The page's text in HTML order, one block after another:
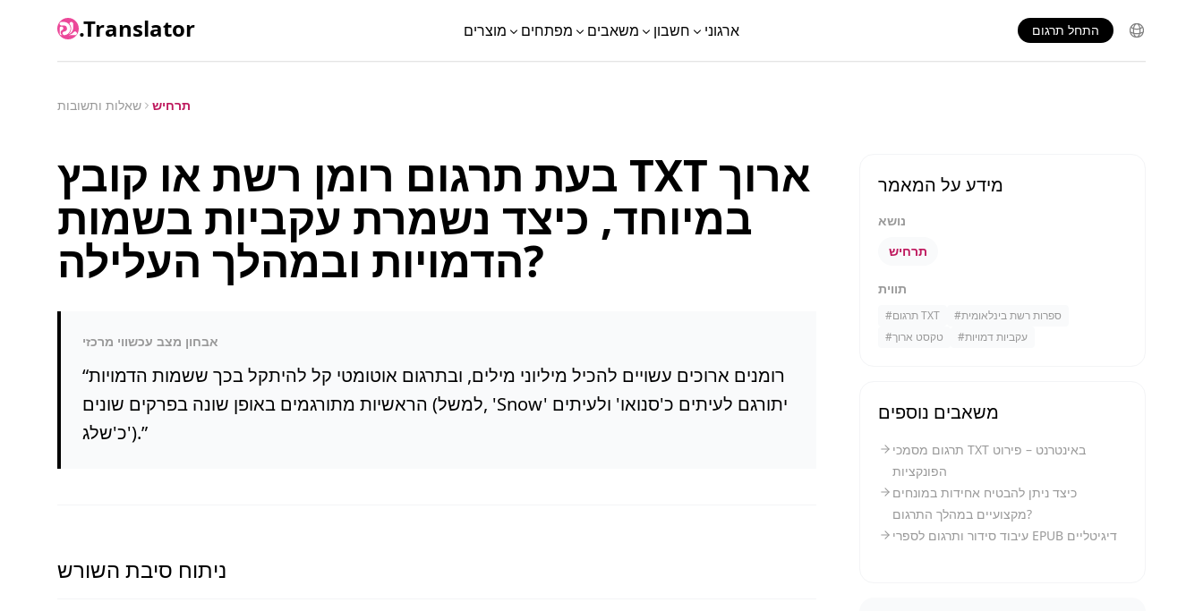
.Translator מוצרים מפתחים משאבים חשבון ארגוני התחל תרגום
שאלות ותשובות תרחיש
בעת תרגום רומן רשת או קובץ TXT ארוך
במיוחד, כיצד נשמרת עקביות בשמות
הדמויות ובמהלך העלילה?
אבחון מצב עכשווי מרכזי
“רומנים ארוכים עשויים להכיל מיליוני מילים, ובתרגום אוטומטי קל להיתקל בכך ששמות הדמויות
הראשיות מתורגמים באופן שונה בפרקים שונים (למשל, 'Snow' יתורגם לעיתים כ'סנואו' ולעיתים
כ'שלג').”
ניתוח סיבת השורש
מידע על המאמר
נושא
תרחיש
תווית
# תרגום TXT #ספרות רשת בינלאומית
#טקסט ארוך #עקביות דמויות
משאבים נוספים
תרגום מסמכי TXT באינטרנט – פירוט
הפונקציות
כיצד ניתן להבטיח אחידות במונחים
מקצועיים במהלך התרגום?
עיבוד סידור ותרגום לספרי EPUB דיגיטליים